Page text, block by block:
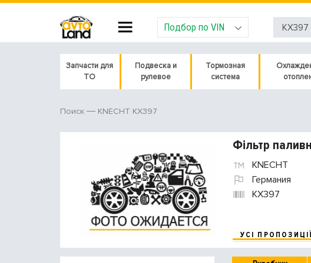
Подбор по VIN
Запчасти для
ТО
Подвеска и
рулевое
Тормозная
система
Поиск KNECHT KX397
Фільтр
KNECHT
Германия
KX397
УСІ ПРОПОЗИЦІЇ